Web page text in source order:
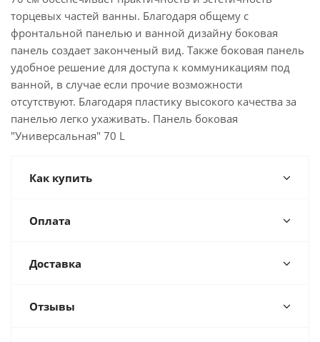
торцевых частей ванны. Благодаря общему с
фронтальной панелью и ванной дизайну боковая
панель создает законченый вид. Также боковая панель
удобное решение для доступа к коммуникациям под
ванной, в случае если прочие возможности
отсутствуют. Благодаря пластику высокого качества за
панелью легко ухаживать. Панель боковая
"Универсальная" 70 L
Как купить
Оплата
Доставка
Отзывы